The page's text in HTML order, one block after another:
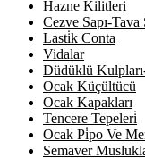
Hazne Ki̇litleri
Cezve Sapı-Tava
Lasti̇k Conta
Vidalar
Düdüklü
Ocak Küçültücü
Ocak Kapakları
Tencere Tepeleri̇
Ocak Pi̇po Ve
Semaver